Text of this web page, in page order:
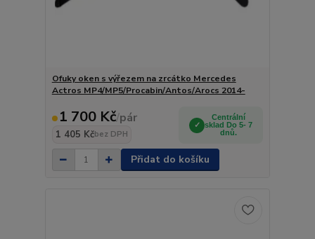
Ofuky oken s výřezem na zrcátko Mercedes
Actros MP4/MP5/Procabin/Antos/Arocs 2014-
1 700 Kč/pár
1 405 Kčbez DPH
Centrální
sklad Do 5- 7
dnů.
Přidat do košíku